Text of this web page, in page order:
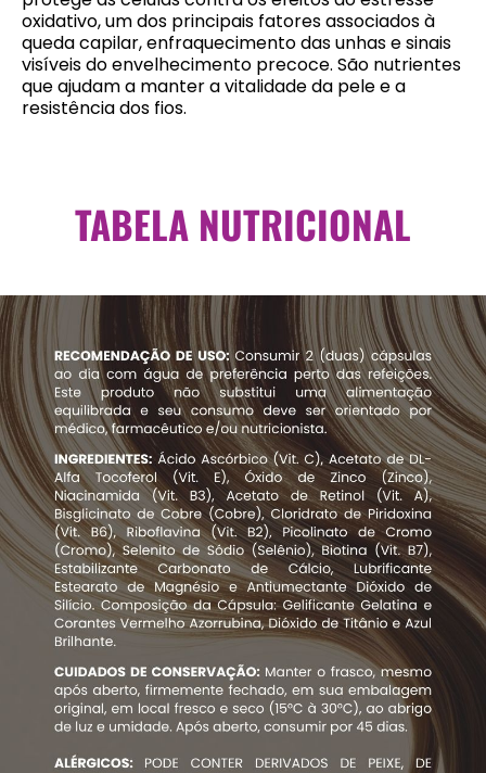
oxidativo, um dos principais fatores associados à
queda capilar, enfraquecimento das unhas e sinais
visíveis do envelhecimento precoce. São nutrientes
que ajudam a manter a vitalidade da pele e a
resistência dos fios.
TABELA NUTRICIONAL